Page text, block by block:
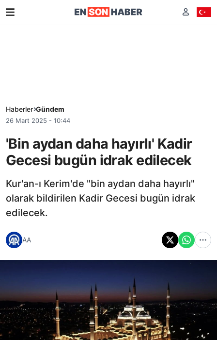
Haberler Gündem
26 Mart 2025 - 10:44
'Bin aydan daha hayırlı' Kadir
Gecesi bugün idrak edilecek
Kur'an-ı Kerim'de "bin aydan daha hayırlı"
olarak bildirilen Kadir Gecesi bugün idrak
edilecek.
AA